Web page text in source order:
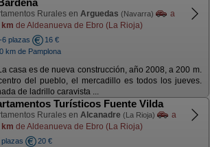
Rurales en Arguedas (Navarra)
a
km de Aldeanueva de Ebro (La Rioja)
6 plazas
16 €
km de Pamplona
casa es de nueva construcción, año 2008, a 200 m.
del pueblo, el mercadillo es todos los jueves.
de ladrillo caravista ...
Turísticos Fuente Vilda
Rurales en Alcanadre (La Rioja)
a
km de Aldeanueva de Ebro (La Rioja)
plazas
20 €